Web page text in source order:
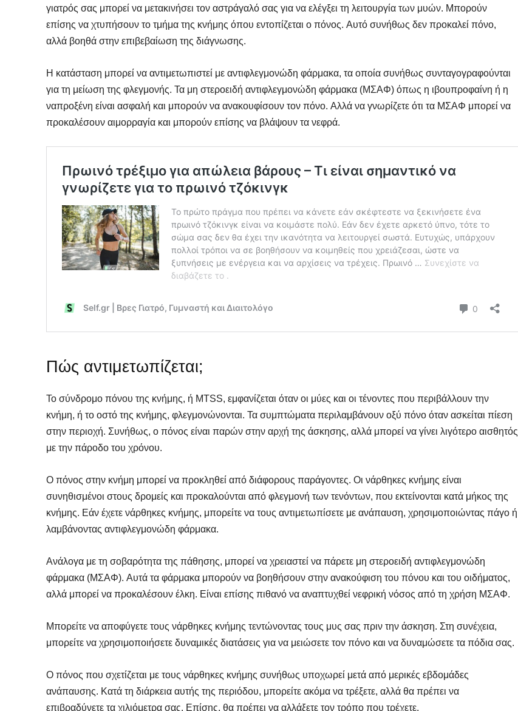
γιατρός σας μπορεί να μετακινήσει τον αστράγαλό σας για να ελέγξει τη λειτουργία των μυών. Μπορούν
επίσης να χτυπήσουν το τμήμα της κνήμης όπου εντοπίζεται ο πόνος. Αυτό συνήθως δεν προκαλεί πόνο,
αλλά βοηθά στην επιβεβαίωση της διάγνωσης.
Η κατάσταση μπορεί να αντιμετωπιστεί με αντιφλεγμονώδη φάρμακα, τα οποία συνήθως συνταγογραφούνται
για τη μείωση της φλεγμονής. Τα μη στεροειδή αντιφλεγμονώδη φάρμακα (ΜΣΑΦ) όπως η ιβουπροφαίνη ή η
ναπροξένη είναι ασφαλή και μπορούν να ανακουφίσουν τον πόνο. Αλλά να γνωρίζετε ότι τα ΜΣΑΦ μπορεί να
προκαλέσουν αιμορραγία και μπορούν επίσης να βλάψουν τα νεφρά.
Πώς αντιμετωπίζεται;
Το σύνδρομο πόνου της κνήμης, ή MTSS, εμφανίζεται όταν οι μύες και οι τένοντες που περιβάλλουν την
κνήμη, ή το οστό της κνήμης, φλεγμονώνονται. Τα συμπτώματα περιλαμβάνουν οξύ πόνο όταν ασκείται πίεση
στην περιοχή. Συνήθως, ο πόνος είναι παρών στην αρχή της άσκησης, αλλά μπορεί να γίνει λιγότερο αισθητός
με την πάροδο του χρόνου.
Ο πόνος στην κνήμη μπορεί να προκληθεί από διάφορους παράγοντες. Οι νάρθηκες κνήμης είναι
συνηθισμένοι στους δρομείς και προκαλούνται από φλεγμονή των τενόντων, που εκτείνονται κατά μήκος της
κνήμης. Εάν έχετε νάρθηκες κνήμης, μπορείτε να τους αντιμετωπίσετε με ανάπαυση, χρησιμοποιώντας πάγο ή
λαμβάνοντας αντιφλεγμονώδη φάρμακα.
Ανάλογα με τη σοβαρότητα της πάθησης, μπορεί να χρειαστεί να πάρετε μη στεροειδή αντιφλεγμονώδη
φάρμακα (ΜΣΑΦ). Αυτά τα φάρμακα μπορούν να βοηθήσουν στην ανακούφιση του πόνου και του οιδήματος,
αλλά μπορεί να προκαλέσουν έλκη. Είναι επίσης πιθανό να αναπτυχθεί νεφρική νόσος από τη χρήση ΜΣΑΦ.
Μπορείτε να αποφύγετε τους νάρθηκες κνήμης τεντώνοντας τους μυς σας πριν την άσκηση. Στη συνέχεια,
μπορείτε να χρησιμοποιήσετε δυναμικές διατάσεις για να μειώσετε τον πόνο και να δυναμώσετε τα πόδια σας.
Ο πόνος που σχετίζεται με τους νάρθηκες κνήμης συνήθως υποχωρεί μετά από μερικές εβδομάδες
ανάπαυσης. Κατά τη διάρκεια αυτής της περιόδου, μπορείτε ακόμα να τρέξετε, αλλά θα πρέπει να
επιβραδύνετε τα χιλιόμετρα σας. Επίσης, θα πρέπει να αλλάξετε τον τρόπο που τρέχετε.